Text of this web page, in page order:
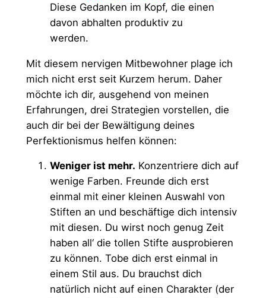
Diese Gedanken im Kopf, die einen
davon abhalten produktiv zu
werden.
Mit diesem nervigen Mitbewohner plage ich
mich nicht erst seit Kurzem herum. Daher
möchte ich dir, ausgehend von meinen
Erfahrungen, drei Strategien vorstellen, die
auch dir bei der Bewältigung deines
Perfektionismus helfen können:
Weniger ist mehr. Konzentriere dich auf
wenige Farben. Freunde dich erst
einmal mit einer kleinen Auswahl von
Stiften an und beschäftige dich intensiv
mit diesen. Du wirst noch genug Zeit
haben all‘ die tollen Stifte ausprobieren
zu können. Tobe dich erst einmal in
einem Stil aus. Du brauchst dich
natürlich nicht auf einen Charakter (der